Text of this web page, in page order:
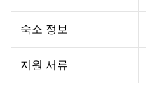
숙소 정보
지원 서류